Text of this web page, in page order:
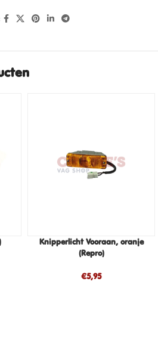
Knipperlicht Vooraan, oranje
(Repro)
€5,95